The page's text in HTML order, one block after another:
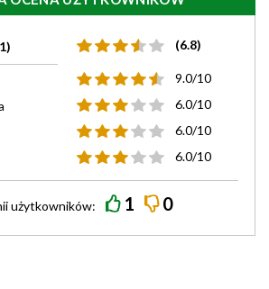
(6.8)
9.0/10
6.0/10
6.0/10
6.0/10
użytkowników: 1 0